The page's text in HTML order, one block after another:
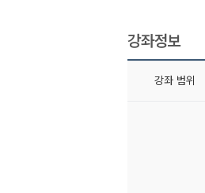
강좌정보
강좌 범위